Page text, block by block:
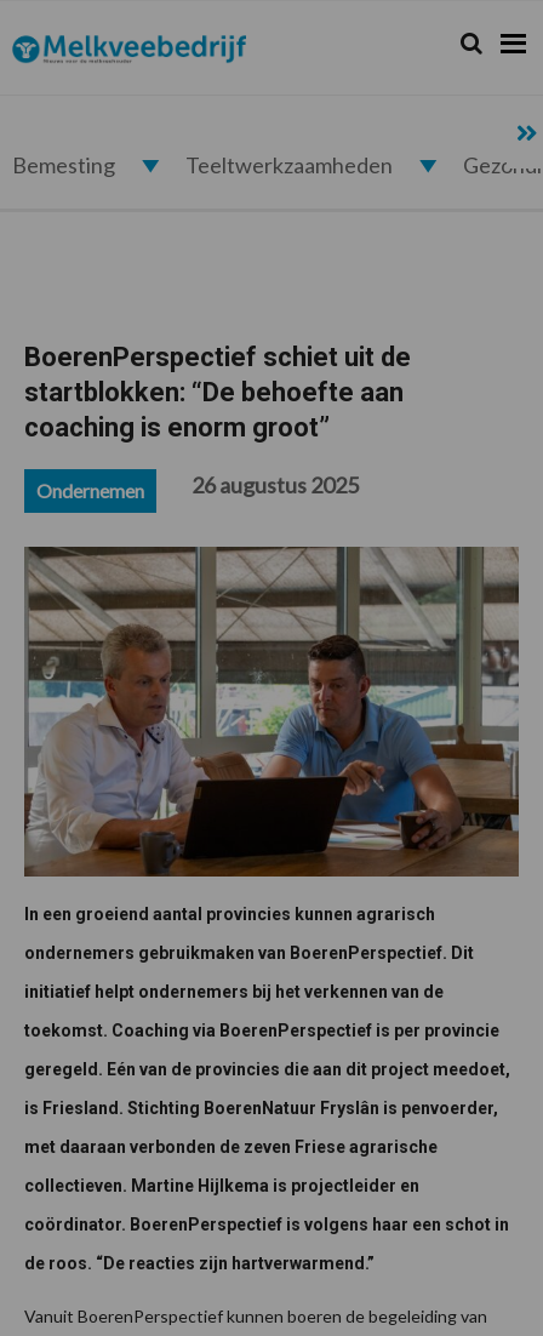
de
hoofdnavigatie
de
hoofd
de
eerste
de
voettekst
Melkveebedrijf.nl Zoeken...
Zoek
Bemesting Teeltwerkzaamheden
BoerenPerspectief schiet uit de
startblokken: “De behoefte aan
coaching is enorm groot”
Ondernemen 26 augustus 2025
In een groeiend aantal provincies kunnen agrarisch
ondernemers gebruikmaken van BoerenPerspectief. Dit
initiatief helpt ondernemers bij het verkennen van de
toekomst. Coaching via BoerenPerspectief is per provincie
geregeld. Eén van de provincies die aan dit project meedoet,
is Friesland. Stichting BoerenNatuur Fryslân is penvoerder,
met daaraan verbonden de zeven Friese agrarische
collectieven. Martine Hijlkema is projectleider en
coördinator. BoerenPerspectief is volgens haar een schot in
de roos. “De reacties zijn hartverwarmend.”
Vanuit BoerenPerspectief kunnen boeren de begeleiding van